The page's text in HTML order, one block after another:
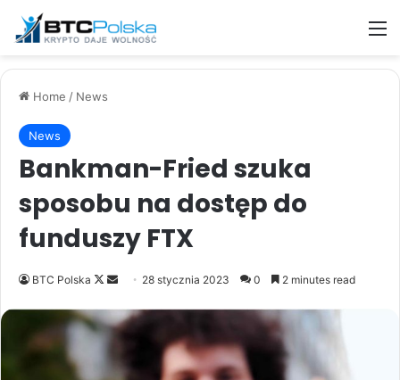
Home / News
News
Bankman-Fried szuka
sposobu na dostęp do
funduszy FTX
BTC Polska
Follow
X
Send
email
28 stycznia 2023 0 2 minutes read